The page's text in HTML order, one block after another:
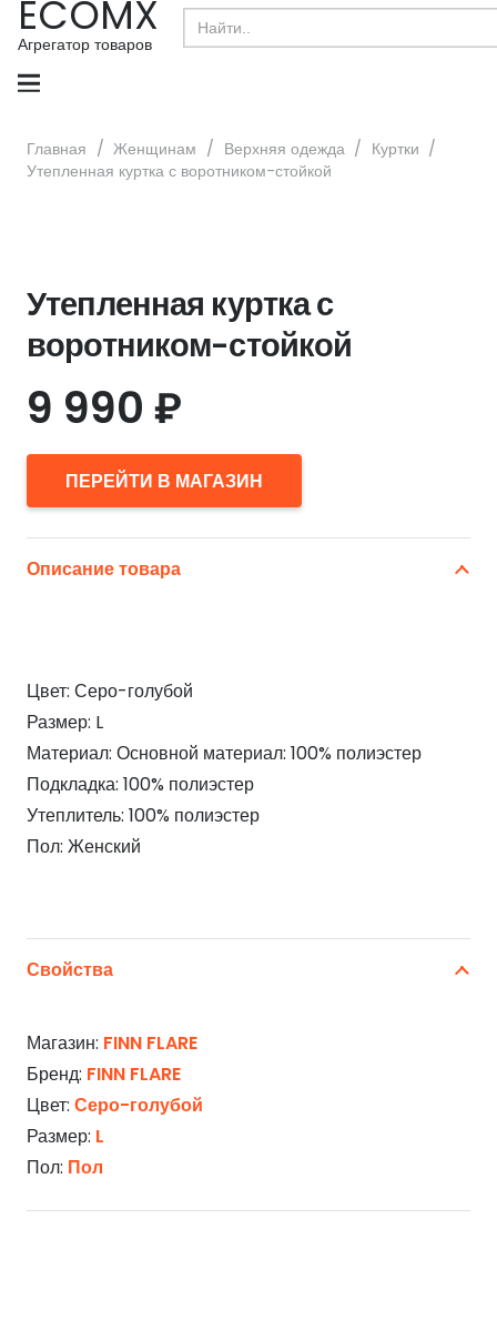
ECOMX
Агрегатор товаров
Search
for:
Главная / Женщинам / Верхняя одежда / Куртки /
Утепленная куртка с воротником-стойкой
Утепленная куртка с
воротником-стойкой
9 990 ₽
ПЕРЕЙТИ В МАГАЗИН
Описание товара
Цвет: Серо-голубой
Размер: L
Материал: Основной материал: 100% полиэстер
Подкладка: 100% полиэстер
Утеплитель: 100% полиэстер
Пол: Женский
Свойства
Магазин: FINN FLARE
Бренд: FINN FLARE
Цвет: Серо-голубой
Размер: L
Пол: Пол